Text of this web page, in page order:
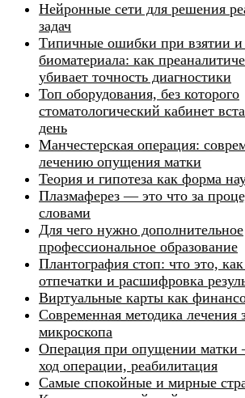
Нейронные сети для решения
задач
Типичные ошибки при взятии и
биоматериала: как
убивает точность диагностики
Топ оборудования, без которого
стоматологический кабинет
день
Манчестерская операция:
лечению опущения матки
Теория и гипотеза как форма
Плазмаферез — это что за
словами
Для чего нужно дополнительное
профессиональное образование
Плантография стоп: что это,
отпечатки и расшифровка
Виртуальные карты как
Современная методика
микроскопа
Операция при опущении матки
ход операции, реабилитация
Самые спокойные и мирные